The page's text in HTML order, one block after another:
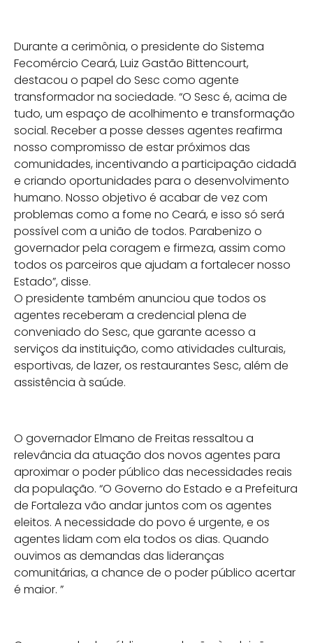
Durante a cerimônia, o presidente do Sistema
Fecomércio Ceará, Luiz Gastão Bittencourt,
destacou o papel do Sesc como agente
transformador na sociedade. “O Sesc é, acima de
tudo, um espaço de acolhimento e transformação
social. Receber a posse desses agentes reafirma
nosso compromisso de estar próximos das
comunidades, incentivando a participação cidadã
e criando oportunidades para o desenvolvimento
humano. Nosso objetivo é acabar de vez com
problemas como a fome no Ceará, e isso só será
possível com a união de todos. Parabenizo o
governador pela coragem e firmeza, assim como
todos os parceiros que ajudam a fortalecer nosso
Estado”, disse.
O presidente também anunciou que todos os
agentes receberam a credencial plena de
conveniado do Sesc, que garante acesso a
serviços da instituição, como atividades culturais,
esportivas, de lazer, os restaurantes Sesc, além de
assistência à saúde.
O governador Elmano de Freitas ressaltou a
relevância da atuação dos novos agentes para
aproximar o poder público das necessidades reais
da população. “O Governo do Estado e a Prefeitura
de Fortaleza vão andar juntos com os agentes
eleitos. A necessidade do povo é urgente, e os
agentes lidam com ela todos os dias. Quando
ouvimos as demandas das lideranças
comunitárias, a chance de o poder público acertar
é maior. ”